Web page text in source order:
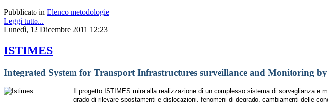
Pubblicato in Elenco metodologie
Leggi tutto...
Lunedì, 12 Dicembre 2011 12:23
ISTIMES
Integrated System for Transport Infrastructures surveillance and Monitoring by
Il progetto ISTIMES mira alla realizzazione di un complesso sistema di sorveglianza
grado di rilevare spostamenti e dislocazioni, fenomeni di degrado, cambiamenti delle